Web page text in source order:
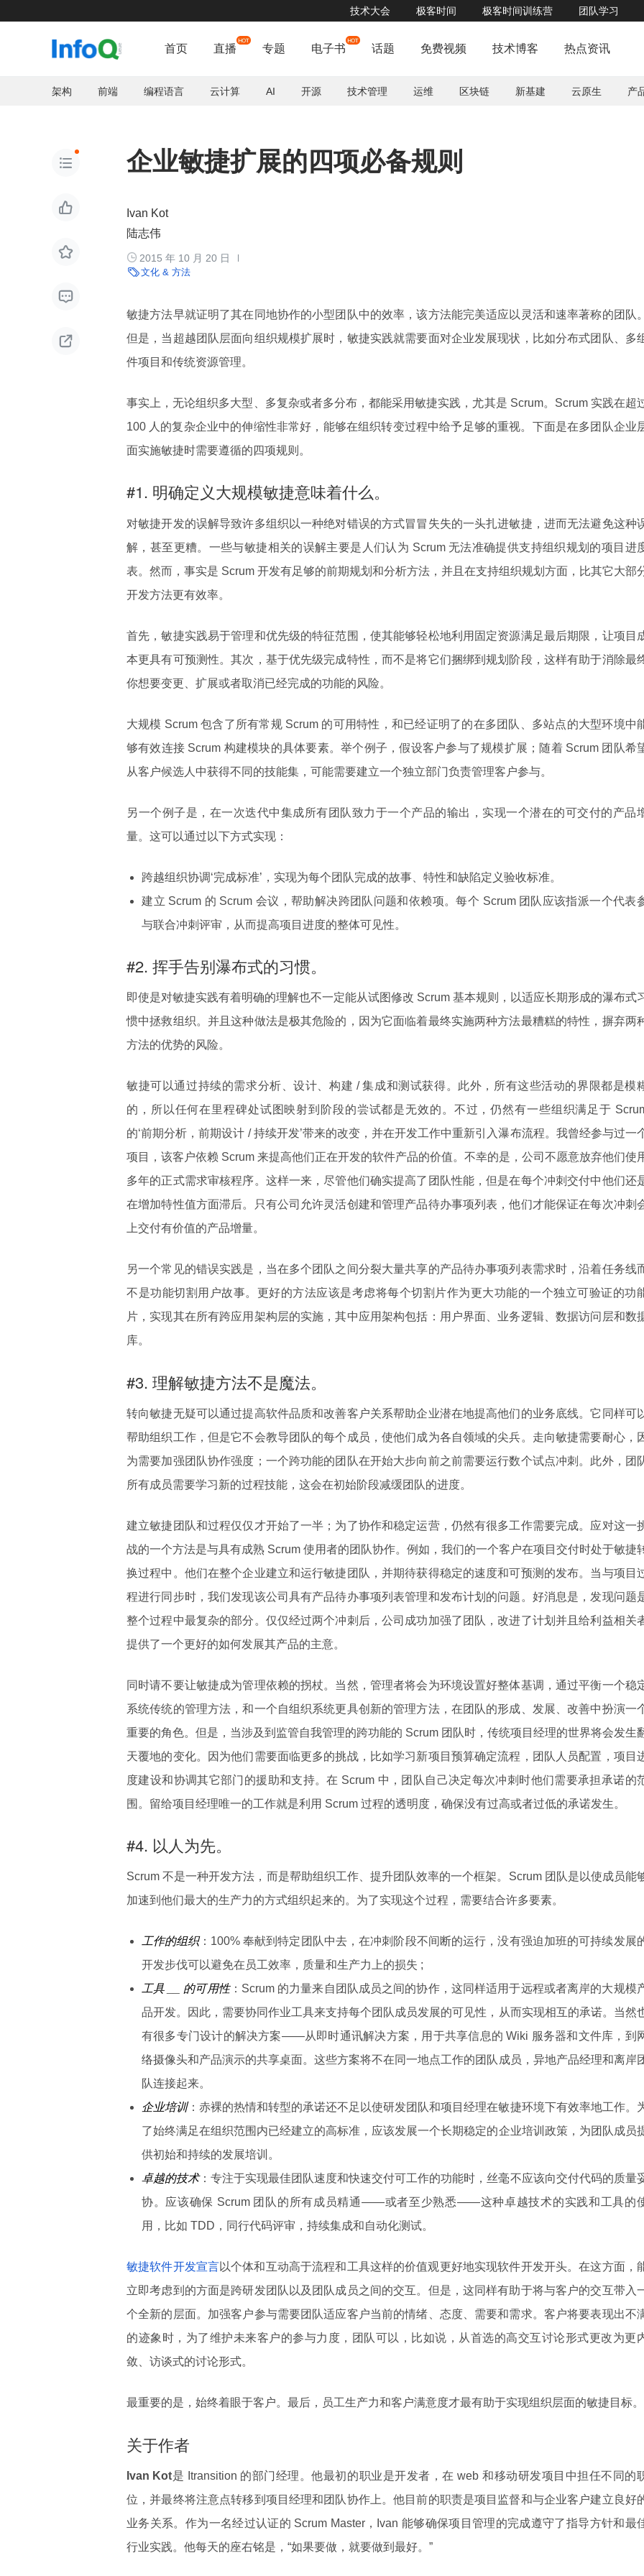
技术大会 极客时间 极客时间训练营 团队学习
抖音技术能力大揭密！钜惠大礼、深度体验，尽在火山引擎增长沙龙，就等你来！ 立即报名>>
首页 直播 专题 电子书 话题 免费视频 技术博客 热点资讯
架构 前端 编程语言 云计算 AI 开源 技术管理 运维 区块链 新基建 云原生 产





企业敏捷扩展的四项必备规则
Ivan Kot
陆志伟
 2015 年 10 月 20 日
文化 & 方法
敏捷方法早就证明了其在同地协作的小型团队中的效率，该方法能完美适应以灵活和速率著称的团队。
但是，当超越团队层面向组织规模扩展时，敏捷实践就需要面对企业发展现状，比如分布式团队、多
件项目和传统资源管理。
事实上，无论组织多大型、多复杂或者多分布，都能采用敏捷实践，尤其是 Scrum。Scrum 实践在超
100 人的复杂企业中的伸缩性非常好，能够在组织转变过程中给予足够的重视。下面是在多团队企业
面实施敏捷时需要遵循的四项规则。
#1. 明确定义大规模敏捷意味着什么。
对敏捷开发的误解导致许多组织以一种绝对错误的方式冒冒失失的一头扎进敏捷，进而无法避免这种
解，甚至更糟。一些与敏捷相关的误解主要是人们认为 Scrum 无法准确提供支持组织规划的项目进
表。然而，事实是 Scrum 开发有足够的前期规划和分析方法，并且在支持组织规划方面，比其它大部
开发方法更有效率。
首先，敏捷实践易于管理和优先级的特征范围，使其能够轻松地利用固定资源满足最后期限，让项目
本更具有可预测性。其次，基于优先级完成特性，而不是将它们捆绑到规划阶段，这样有助于消除最
你想要变更、扩展或者取消已经完成的功能的风险。
大规模 Scrum 包含了所有常规 Scrum 的可用特性，和已经证明了的在多团队、多站点的大型环境中
够有效连接 Scrum 构建模块的具体要素。举个例子，假设客户参与了规模扩展；随着 Scrum 团队希
从客户候选人中获得不同的技能集，可能需要建立一个独立部门负责管理客户参与。
另一个例子是，在一次迭代中集成所有团队致力于一个产品的输出，实现一个潜在的可交付的产品
量。这可以通过以下方式实现：
跨越组织协调‘完成标准’，实现为每个团队完成的故事、特性和缺陷定义验收标准。
建立 Scrum 的 Scrum 会议，帮助解决跨团队问题和依赖项。每个 Scrum 团队应该指派一个代表
与联合冲刺评审，从而提高项目进度的整体可见性。
#2. 挥手告别瀑布式的习惯。
即使是对敏捷实践有着明确的理解也不一定能从试图修改 Scrum 基本规则，以适应长期形成的瀑布式
惯中拯救组织。并且这种做法是极其危险的，因为它面临着最终实施两种方法最糟糕的特性，摒弃两
方法的优势的风险。
敏捷可以通过持续的需求分析、设计、构建 / 集成和测试获得。此外，所有这些活动的界限都是模
的，所以任何在里程碑处试图映射到阶段的尝试都是无效的。不过，仍然有一些组织满足于
的‘前期分析，前期设计 / 持续开发’带来的改变，并在开发工作中重新引入瀑布流程。我曾经参与过一
项目，该客户依赖 Scrum 来提高他们正在开发的软件产品的价值。不幸的是，公司不愿意放弃他们使
多年的正式需求审核程序。这样一来，尽管他们确实提高了团队性能，但是在每个冲刺交付中他们还
在增加特性值方面滞后。只有公司允许灵活创建和管理产品待办事项列表，他们才能保证在每次冲刺
上交付有价值的产品增量。
另一个常见的错误实践是，当在多个团队之间分裂大量共享的产品待办事项列表需求时，沿着任务线
不是功能切割用户故事。更好的方法应该是考虑将每个切割片作为更大功能的一个独立可验证的功
片，实现其在所有跨应用架构层的实施，其中应用架构包括：用户界面、业务逻辑、数据访问层和数
库。
#3. 理解敏捷方法不是魔法。
转向敏捷无疑可以通过提高软件品质和改善客户关系帮助企业潜在地提高他们的业务底线。它同样可
帮助组织工作，但是它不会教导团队的每个成员，使他们成为各自领域的尖兵。走向敏捷需要耐心，
为需要加强团队协作强度；一个跨功能的团队在开始大步向前之前需要运行数个试点冲刺。此外，团
所有成员需要学习新的过程技能，这会在初始阶段减缓团队的进度。
建立敏捷团队和过程仅仅才开始了一半；为了协作和稳定运营，仍然有很多工作需要完成。应对这一
战的一个方法是与具有成熟 Scrum 使用者的团队协作。例如，我们的一个客户在项目交付时处于敏捷
换过程中。他们在整个企业建立和运行敏捷团队，并期待获得稳定的速度和可预测的发布。当与项目
程进行同步时，我们发现该公司具有产品待办事项列表管理和发布计划的问题。好消息是，发现问题
整个过程中最复杂的部分。仅仅经过两个冲刺后，公司成功加强了团队，改进了计划并且给利益相关
提供了一个更好的如何发展其产品的主意。
同时请不要让敏捷成为管理依赖的拐杖。当然，管理者将会为环境设置好整体基调，通过平衡一个稳
系统传统的管理方法，和一个自组织系统更具创新的管理方法，在团队的形成、发展、改善中扮演一
重要的角色。但是，当涉及到监管自我管理的跨功能的 Scrum 团队时，传统项目经理的世界将会发生
天覆地的变化。因为他们需要面临更多的挑战，比如学习新项目预算确定流程，团队人员配置，项目
度建设和协调其它部门的援助和支持。在 Scrum 中，团队自己决定每次冲刺时他们需要承担承诺的
围。留给项目经理唯一的工作就是利用 Scrum 过程的透明度，确保没有过高或者过低的承诺发生。
#4. 以人为先。
Scrum 不是一种开发方法，而是帮助组织工作、提升团队效率的一个框架。Scrum 团队是以使成员能
加速到他们最大的生产力的方式组织起来的。为了实现这个过程，需要结合许多要素。
工作的组织：100% 奉献到特定团队中去，在冲刺阶段不间断的运行，没有强迫加班的可持续发展
开发步伐可以避免在员工效率，质量和生产力上的损失 ;
工具 __ 的可用性：Scrum 的力量来自团队成员之间的协作，这同样适用于远程或者离岸的大规模
品开发。因此，需要协同作业工具来支持每个团队成员发展的可见性，从而实现相互的承诺。当然
有很多专门设计的解决方案——从即时通讯解决方案，用于共享信息的 Wiki 服务器和文件库，到
络摄像头和产品演示的共享桌面。这些方案将不在同一地点工作的团队成员，异地产品经理和离岸
队连接起来。
企业培训：赤裸的热情和转型的承诺还不足以使研发团队和项目经理在敏捷环境下有效率地工作。
了始终满足在组织范围内已经建立的高标准，应该发展一个长期稳定的企业培训政策，为团队成员
供初始和持续的发展培训。
卓越的技术：专注于实现最佳团队速度和快速交付可工作的功能时，丝毫不应该向交付代码的质量
协。应该确保 Scrum 团队的所有成员精通——或者至少熟悉——这种卓越技术的实践和工具的
用，比如 TDD，同行代码评审，持续集成和自动化测试。
敏捷软件开发宣言以个体和互动高于流程和工具这样的价值观更好地实现软件开发开头。在这方面，
立即考虑到的方面是跨研发团队以及团队成员之间的交互。但是，这同样有助于将与客户的交互带入
个全新的层面。加强客户参与需要团队适应客户当前的情绪、态度、需要和需求。客户将要表现出不
的迹象时，为了维护未来客户的参与力度，团队可以，比如说，从首选的高交互讨论形式更改为更
敛、访谈式的讨论形式。
最重要的是，始终着眼于客户。最后，员工生产力和客户满意度才最有助于实现组织层面的敏捷目标。
关于作者
Ivan Kot是 Itransition 的部门经理。他最初的职业是开发者，在 web 和移动研发项目中担任不同的
位，并最终将注意点转移到项目经理和团队协作上。他目前的职责是项目监督和与企业客户建立良好
业务关系。作为一名经过认证的 Scrum Master，Ivan 能够确保项目管理的完成遵守了指导方针和最
行业实践。他每天的座右铭是，“如果要做，就要做到最好。”